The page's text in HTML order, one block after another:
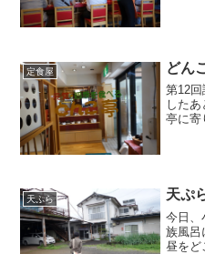
メン
定食屋 どん
第12
した
亭に寄
特産
天ぷら 天ぷ
今日、
族風呂
昼をど